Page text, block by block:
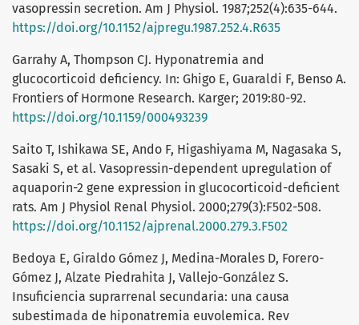
vasopressin secretion. Am J Physiol. 1987;252(4):635-644.
https://doi.org/10.1152/ajpregu.1987.252.4.R635
Garrahy A, Thompson CJ. Hyponatremia and
glucocorticoid deficiency. In: Ghigo E, Guaraldi F, Benso A.
Frontiers of Hormone Research. Karger; 2019:80-92.
https://doi.org/10.1159/000493239
Saito T, Ishikawa SE, Ando F, Higashiyama M, Nagasaka S,
Sasaki S, et al. Vasopressin-dependent upregulation of
aquaporin-2 gene expression in glucocorticoid-deficient
rats. Am J Physiol Renal Physiol. 2000;279(3):F502-508.
https://doi.org/10.1152/ajprenal.2000.279.3.F502
Bedoya E, Giraldo Gómez J, Medina-Morales D, Forero-
Gómez J, Alzate Piedrahita J, Vallejo-González S.
Insuficiencia suprarrenal secundaria: una causa
subestimada de hiponatremia euvolemica. Rev